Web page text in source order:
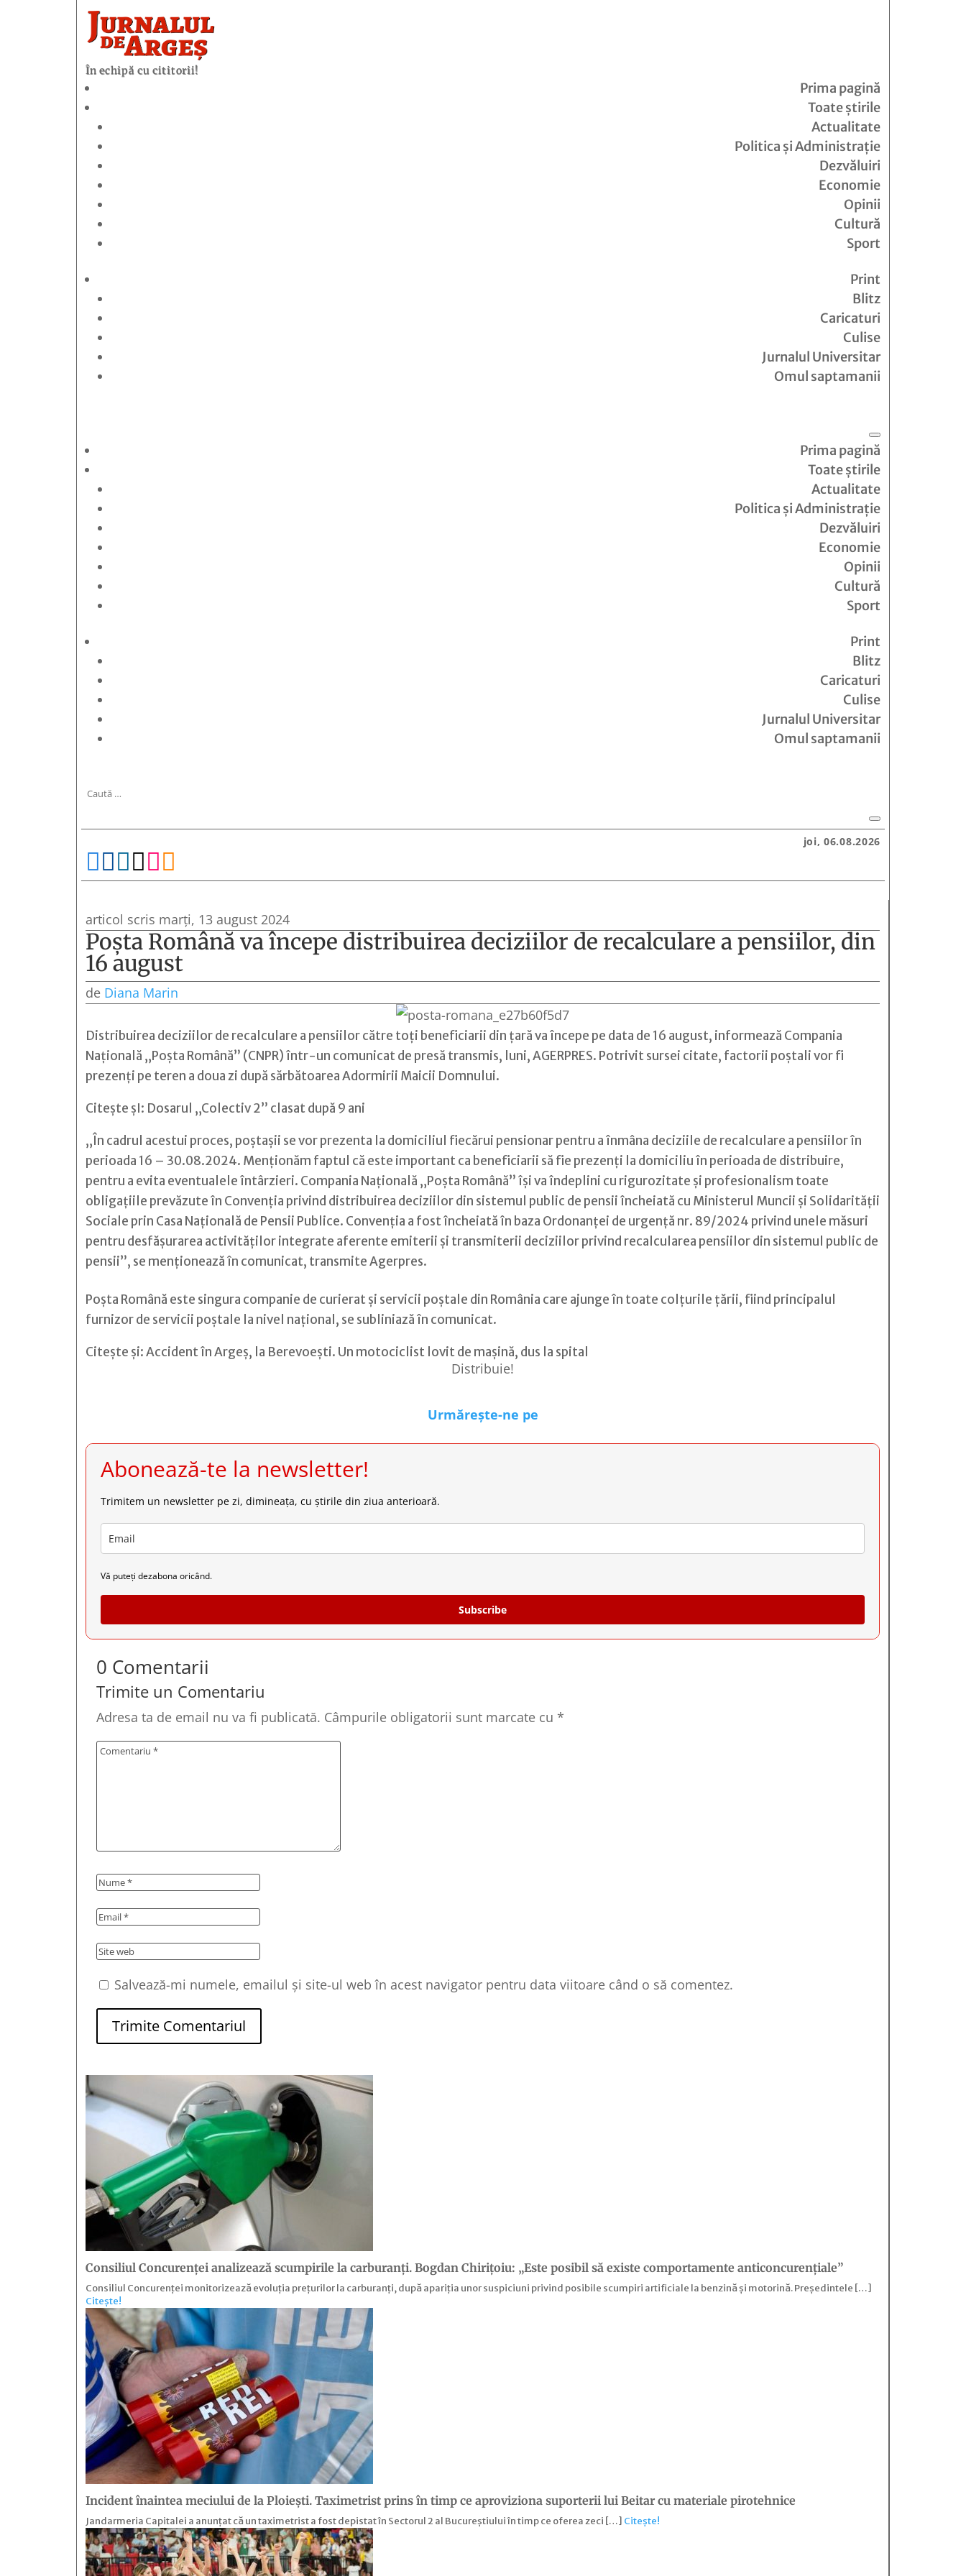
În echipă cu cititorii!
Prima pagină
Toate știrile
Actualitate
Politica și Administrație
Dezvăluiri
Economie
Opinii
Cultură
Sport
Print
Blitz
Caricaturi
Culise
Jurnalul Universitar
Omul saptamanii
Prima pagină
Toate știrile
Actualitate
Politica și Administrație
Dezvăluiri
Economie
Opinii
Cultură
Sport
Print
Blitz
Caricaturi
Culise
Jurnalul Universitar
Omul saptamanii
joi, 06.08.2026

articol scris marți, 13 august 2024
Poşta Română va începe distribuirea deciziilor de recalculare a pensiilor, din
16 august
de Diana Marin
Distribuirea deciziilor de recalculare a pensiilor către toţi beneficiarii din ţară va începe pe data de 16 august, informează Compania
Naţională „Poşta Română” (CNPR) într-un comunicat de presă transmis, luni, AGERPRES. Potrivit sursei citate, factorii poştali vor fi
prezenţi pe teren a doua zi după sărbătoarea Adormirii Maicii Domnului.
Citește șI: Dosarul „Colectiv 2” clasat după 9 ani
„În cadrul acestui proces, poştaşii se vor prezenta la domiciliul fiecărui pensionar pentru a înmâna deciziile de recalculare a pensiilor în
perioada 16 – 30.08.2024. Menţionăm faptul că este important ca beneficiarii să fie prezenţi la domiciliu în perioada de distribuire,
pentru a evita eventualele întârzieri. Compania Naţională „Poşta Română” îşi va îndeplini cu rigurozitate şi profesionalism toate
obligaţiile prevăzute în Convenţia privind distribuirea deciziilor din sistemul public de pensii încheiată cu Ministerul Muncii şi Solidarităţii
Sociale prin Casa Naţională de Pensii Publice. Convenţia a fost încheiată în baza Ordonanţei de urgenţă nr. 89/2024 privind unele măsuri
pentru desfăşurarea activităţilor integrate aferente emiterii şi transmiterii deciziilor privind recalcularea pensiilor din sistemul public de
pensii”, se menţionează în comunicat, transmite Agerpres.
Poşta Română este singura companie de curierat şi servicii poştale din România care ajunge în toate colţurile ţării, fiind principalul
furnizor de servicii poştale la nivel naţional, se subliniază în comunicat.
Citește și:Accident în Argeș, la Berevoești. Un motociclist lovit de mașină, dus la spital
Distribuie!
Urmărește-ne pe
Abonează-te la newsletter!
Trimitem un newsletter pe zi, dimineața, cu știrile din ziua anterioară.
Vă puteți dezabona oricând.
Subscribe
0 Comentarii
Trimite un Comentariu
Adresa ta de email nu va fi publicată. Câmpurile obligatorii sunt marcate cu *
Salvează-mi numele, emailul și site-ul web în acest navigator pentru data viitoare când o să comentez.
Trimite Comentariul
Consiliul Concurenței analizează scumpirile la carburanți. Bogdan Chirițoiu: „Este posibil să existe comportamente anticoncurențiale”
Consiliul Concurenței monitorizează evoluția prețurilor la carburanți, după apariția unor suspiciuni privind posibile scumpiri artificiale la benzină și motorină. Președintele […]
Citește!
Incident înaintea meciului de la Ploiești. Taximetrist prins în timp ce aproviziona suporterii lui Beitar cu materiale pirotehnice
Jandarmeria Capitalei a anunțat că un taximetrist a fost depistat în Sectorul 2 al Bucureștiului în timp ce oferea zeci […] Citește!